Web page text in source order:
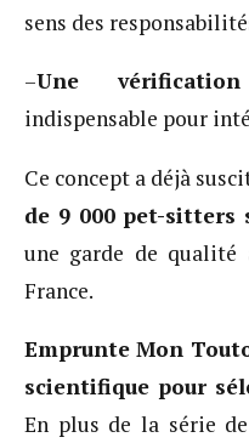
sens des
–Une
indispensable pour
Ce concept a déjà
de 9 000 pet-
une garde de qualité
France.
Emprunte Mon
scientifique pour
En plus de la série